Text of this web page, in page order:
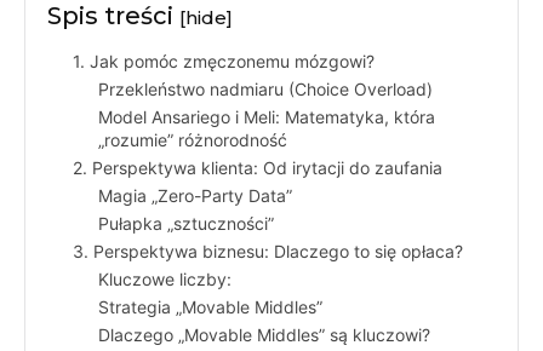
Spis treści [hide]
1. Jak pomóc zmęczonemu mózgowi?
Przekleństwo nadmiaru (Choice Overload)
Model Ansariego i Meli: Matematyka, która
„rozumie” różnorodność
2. Perspektywa klienta: Od irytacji do zaufania
Magia „Zero-Party Data”
Pułapka „sztuczności”
3. Perspektywa biznesu: Dlaczego to się opłaca?
Kluczowe liczby:
Strategia „Movable Middles”
Dlaczego „Movable Middles” są kluczowi?